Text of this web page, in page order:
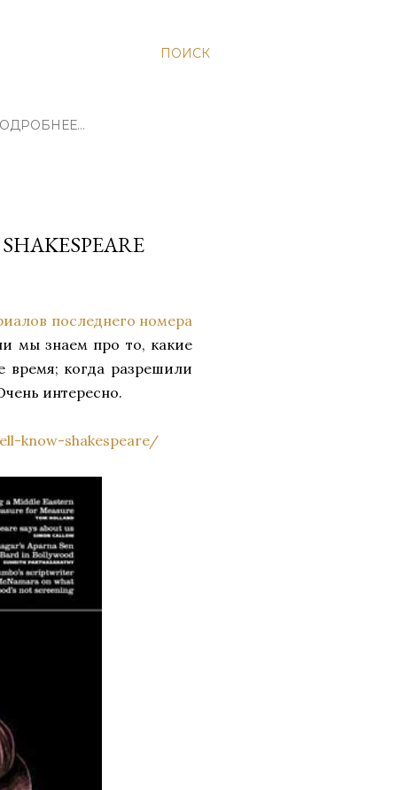
ПОИСК
последнего номера
мы знаем про то, какие
когда разрешили
интересно.
know-shakespeare/